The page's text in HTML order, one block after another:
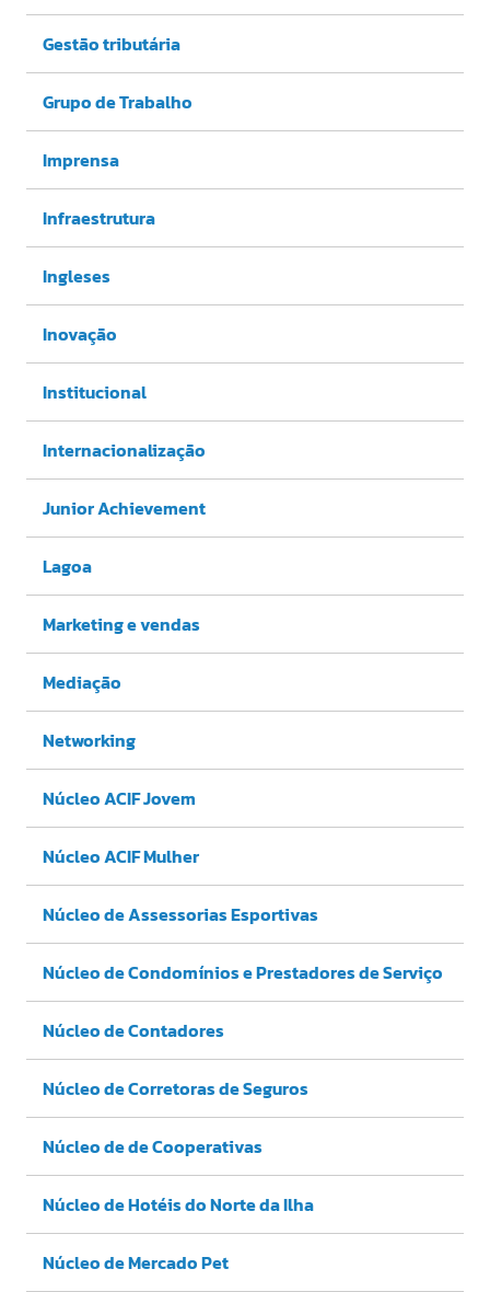
Gestão tributária
Grupo de Trabalho
Imprensa
Infraestrutura
Ingleses
Inovação
Institucional
Internacionalização
Junior Achievement
Lagoa
Marketing e vendas
Mediação
Networking
Núcleo ACIF Jovem
Núcleo ACIF Mulher
Núcleo de Assessorias Esportivas
Núcleo de Condomínios e Prestadores de Serviço
Núcleo de Contadores
Núcleo de Corretoras de Seguros
Núcleo de de Cooperativas
Núcleo de Hotéis do Norte da Ilha
Núcleo de Mercado Pet